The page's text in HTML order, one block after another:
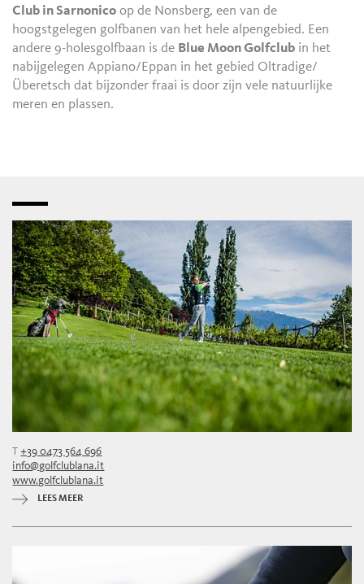
Club in Sarnonico op de Nonsberg, een van de
hoogstgelegen golfbanen van het hele alpengebied. Een
andere 9-holesgolfbaan is de Blue Moon Golfclub in het
nabijgelegen Appiano/Eppan in het gebied Oltradige/
Überetsch dat bijzonder fraai is door zijn vele natuurlijke
meren en plassen.
T+39 0473 564 696
info@golfclublana.it
www.golfclublana.it
LEES MEER